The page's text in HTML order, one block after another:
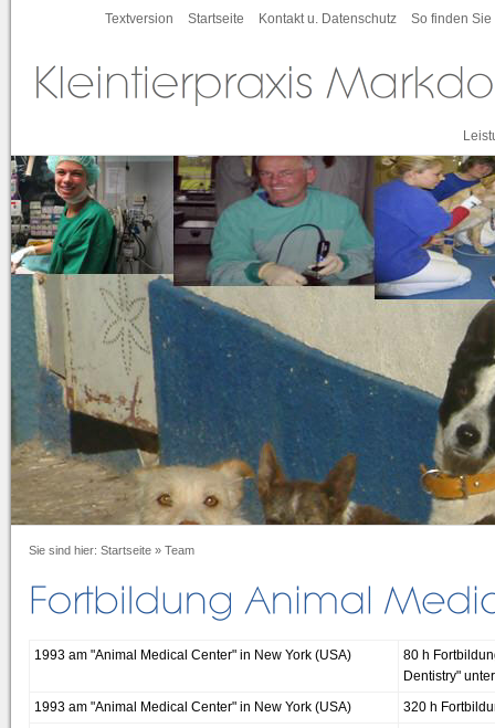
Textversion Startseite Kontakt u. Datenschutz So finden Sie
Sie sind hier: Startseite » Team
1993 am "Animal Medical Center" in New York (USA)
80 h
Dentistry"
1993 am "Animal Medical Center" in New York (USA)
320 h